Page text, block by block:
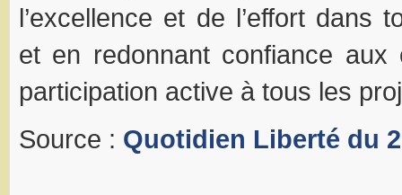
l’excellence et de l’effort dans
et en redonnant confiance aux
participation active à tous les
Source : Quotidien Liberté du